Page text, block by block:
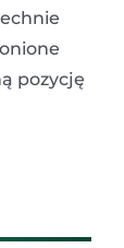
pozycję